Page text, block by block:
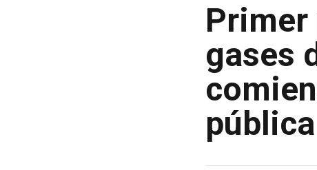
Solares
Eólicosgases
pública